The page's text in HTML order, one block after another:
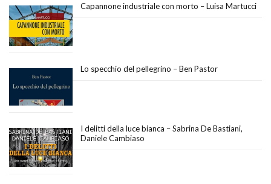
Capannone industriale con morto – Luisa Martucci
Lo specchio del pellegrino – Ben Pastor
I delitti della luce bianca – Sabrina De Bastiani,
Daniele Cambiaso